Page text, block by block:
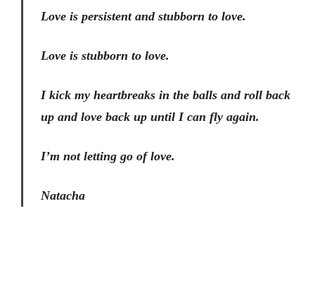
Love is persistent and stubborn to love.
Love is stubborn to love.
I kick my heartbreaks in the balls and roll back
up and love back up until I can fly again.
I’m not letting go of love.
Natacha